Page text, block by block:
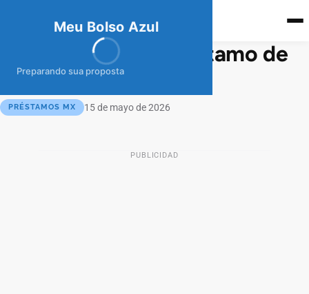
Meu Bolso Azul
Preparando sua proposta
meubolso Azul
¿Cómo Pedir un Préstamo de
Kueski?
PRÉSTAMOS MX 15 de mayo de 2026
PUBLICIDAD